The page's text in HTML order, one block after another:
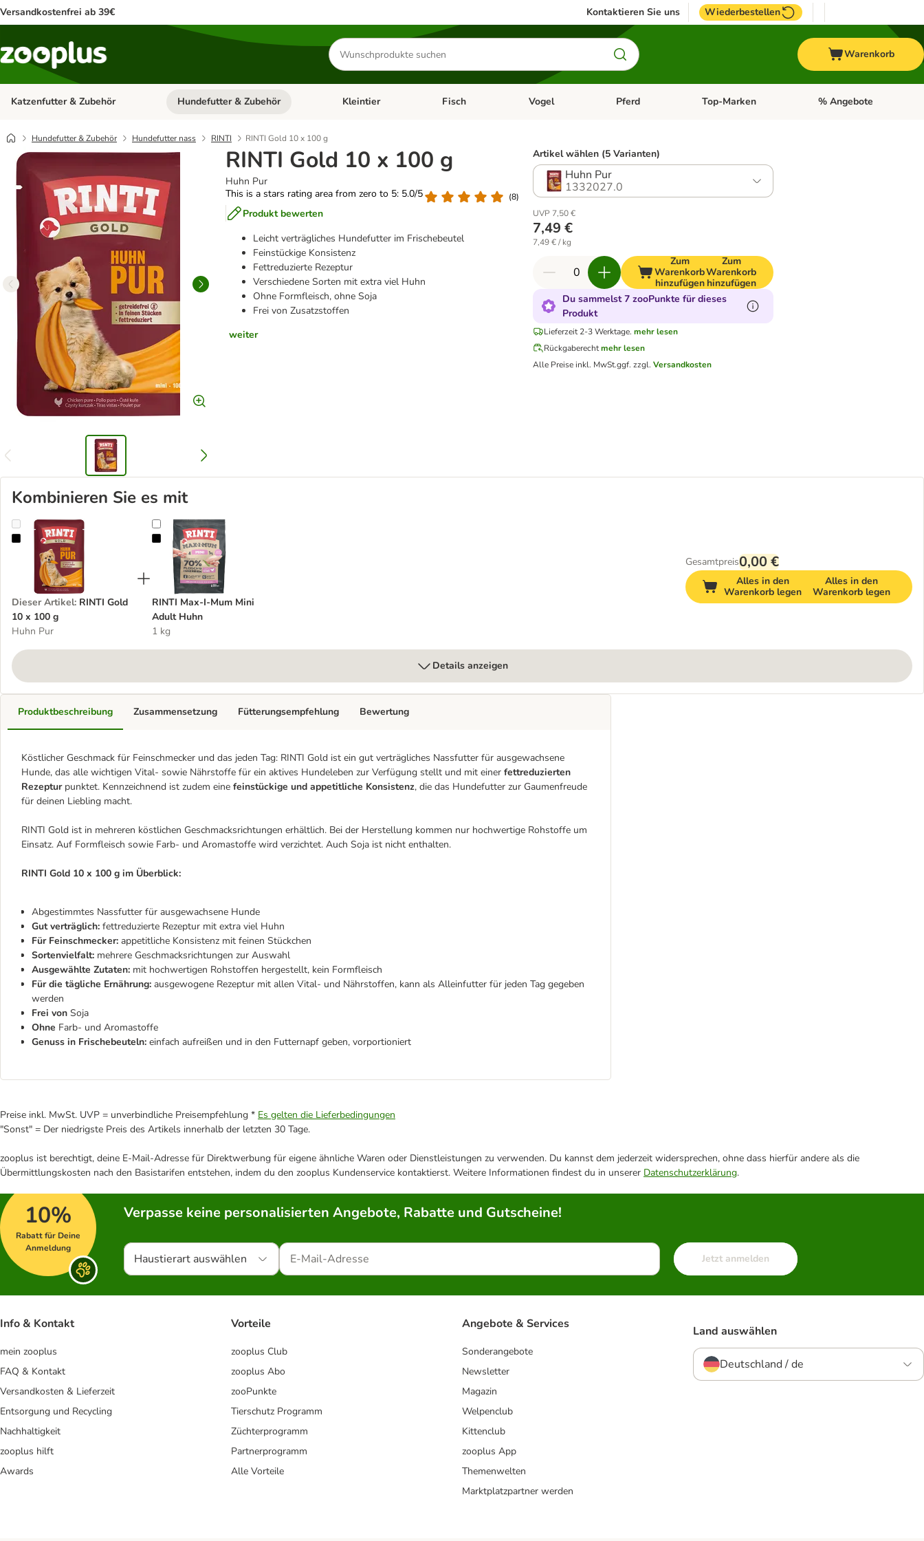
Versandkostenfrei ab 39€ Kontaktieren Sie uns Wiederbestellen
Produkte
suchen
Warenkorb
Katzenfutter & Zubehör Kategorie-Menü öffnen: Katzenfutter & Zubehör
Hundefutter & Zubehör Kategorie-Menü öffnen: Hundefutter & Zubehör
Kleintier Kategorie-Menü öffnen: Kleintier
Fisch Kategorie-Menü öffnen: Fisch
Vogel Kategorie-Menü öffnen: Vogel
Pferd Kategorie-Menü öffnen: Pferd
Top-Marken Kategorie-Menü öffnen:
% Angebote
Hundefutter & Zubehör Hundefutter nass RINTI RINTI Gold 10 x 100 g
RINTI Gold 10 x 100 g
Huhn Pur
This is a stars rating area from zero to 5: 5.0/5
(8)
Produkt bewerten
Leicht verträgliches Hundefutter im Frischebeutel
Feinstückige Konsistenz
Fettreduzierte Rezeptur
Verschiedene Sorten mit extra viel Huhn
Ohne Formfleisch, ohne Soja
Frei von Zusatzstoffen
weiter
Artikel wählen (5 Varianten)
Huhn Pur
1332027.0
UVP 7,50 €
7,49 €
7,49 € / kg
Zum
Warenkorb
hinzufügen
Zum
Warenkorb
hinzufügen
Du sammelst 7 zooPunkte für dieses
Produkt
Lieferzeit 2-3 Werktage. mehr lesen
Rückgaberechtmehr lesen
Alle Preise inkl. MwSt.ggf. zzgl.Versandkosten
Kombinieren Sie es mit
RINTI Gold 10 x 100 g
Dieser Artikel: RINTI Gold
10 x 100 g
Huhn Pur
RINTI Max-I-Mum Mini Adult Huhn
RINTI Max-I-Mum Mini
Adult Huhn
1 kg
Gesamtpreis0,00 €
Alles in den
Warenkorb legen
Alles in den
Warenkorb legen
Details anzeigen
Produktbeschreibung
Köstlicher Geschmack für Feinschmecker und das jeden Tag: RINTI Gold ist ein gut verträgliches Nassfutter für ausgewachsene
Hunde, das alle wichtigen Vital- sowie Nährstoffe für ein aktives Hundeleben zur Verfügung stellt und mit einer fettreduzierten
Rezepturpunktet. Kennzeichnend ist zudem eine feinstückige und appetitliche Konsistenz, die das Hundefutter zur Gaumenfreude
für deinen Liebling macht.
RINTI Gold ist in mehreren köstlichen Geschmacksrichtungen erhältlich. Bei der Herstellung kommen nur hochwertige Rohstoffe um
Einsatz. Auf Formfleisch sowie Farb- und Aromastoffe wird verzichtet. Auch Soja ist nicht enthalten.
RINTI Gold 10 x 100 g im Überblick:
Abgestimmtes Nassfutter für ausgewachsene Hunde
Gut verträglich: fettreduzierte Rezeptur mit extra viel Huhn
Für Feinschmecker: appetitliche Konsistenz mit feinen Stückchen
Sortenvielfalt: mehrere Geschmacksrichtungen zur Auswahl
Ausgewählte Zutaten: mit hochwertigen Rohstoffen hergestellt, kein Formfleisch
Für die tägliche Ernährung: ausgewogene Rezeptur mit allen Vital- und Nährstoffen, kann als Alleinfutter für jeden Tag gegeben
werden
Frei von Soja
Ohne Farb- und Aromastoffe
Genuss in Frischebeuteln: einfach aufreißen und in den Futternapf geben, vorportioniert
Zusammensetzung Fütterungsempfehlung Bewertung
Preise inkl. MwSt. UVP = unverbindliche Preisempfehlung * Es gelten die Lieferbedingungen
"Sonst" = Der niedrigste Preis des Artikels innerhalb der letzten 30 Tage.
zooplus ist berechtigt, deine E-Mail-Adresse für Direktwerbung für eigene ähnliche Waren oder Dienstleistungen zu verwenden. Du kannst dem jederzeit widersprechen, ohne dass hierfür andere als die
Übermittlungskosten nach den Basistarifen entstehen, indem du den zooplus Kundenservice kontaktierst. Weitere Informationen findest du in unserer Datenschutzerklärung.
10%
Rabatt für Deine
Anmeldung
Verpasse keine personalisierten Angebote, Rabatte und Gutscheine!
Haustierart auswählen Jetzt anmelden
Info & Kontakt
mein zooplus
FAQ & Kontakt
Versandkosten & Lieferzeit
Entsorgung und Recycling
Nachhaltigkeit
zooplus hilft
Awards
Vorteile
zooplus Club
zooplus Abo
zooPunkte
Tierschutz Programm
Züchterprogramm
Partnerprogramm
Alle Vorteile
Angebote & Services
Sonderangebote
Newsletter
Magazin
Welpenclub
Kittenclub
zooplus App
Themenwelten
Marktplatzpartner werden
Land auswählen
Deutschland / de